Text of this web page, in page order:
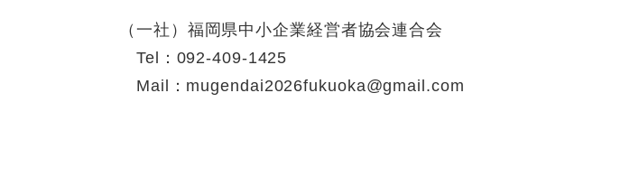
（一社）福岡県中小企業経営者協会連合会
Tel：092-409-1425
Mail： mugendai2026fukuoka@gmail.com